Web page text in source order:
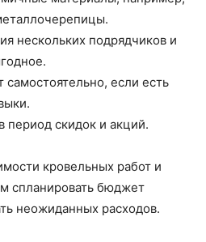
нескольких подрядчиков и
самостоятельно, если есть
период скидок и акций.
кровельных работ и
спланировать бюджет
неожиданных расходов.